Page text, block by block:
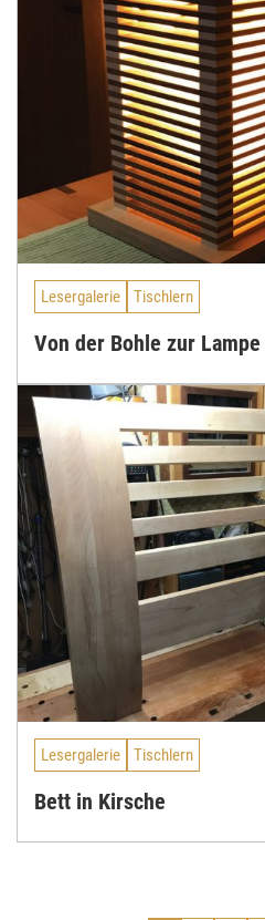
Lesergalerie Tischlern
Von der Bohle zur Lampe
Lesergalerie Tischlern
Bett in Kirsche